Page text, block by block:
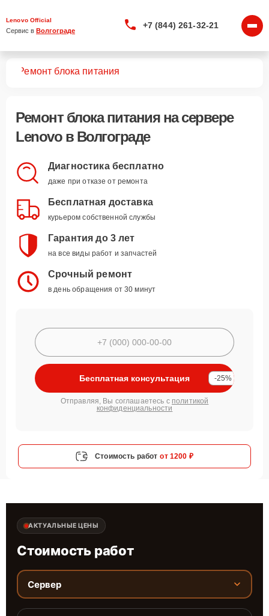
Lenovo Official
Сервис в Волгограде
+7 (844) 261-32-21
Ремонт блока питания
Ремонт блока питанияна сервере
Lenovo в Волгограде
Диагностика бесплатно
даже при отказе от ремонта
Бесплатная доставка
курьером собственной службы
Гарантия до 3 лет
на все виды работ и запчастей
Срочный ремонт
в день обращения от 30 минут
Бесплатная консультация -25%
Отправляя, Вы соглашаетесь с политикой
конфиденциальности
Стоимость работ от 1200 ₽
АКТУАЛЬНЫЕ ЦЕНЫ
Стоимость работ
Сервер